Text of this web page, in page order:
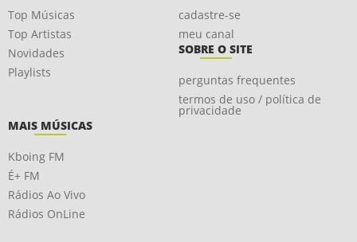
Top Músicas
Top Artistas
Novidades
Playlists
cadastre-se
meu canal
SOBRE O SITE
perguntas frequentes
termos de uso / política de
privacidade
MAIS MÚSICAS
Kboing FM
É+ FM
Rádios Ao Vivo
Rádios OnLine